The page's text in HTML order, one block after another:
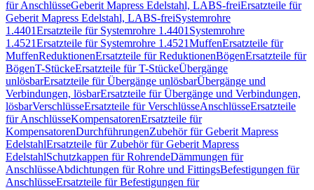
für AnschlüsseGeberit Mapress Edelstahl, LABS-freiErsatzteile für
Geberit Mapress Edelstahl, LABS-freiSystemrohre
1.4401Ersatzteile für Systemrohre 1.4401 Systemrohre
1.4521Ersatzteile für Systemrohre 1.4521MuffenErsatzteile für
MuffenReduktionenErsatzteile für ReduktionenBögenErsatzteile für
BögenT-StückeErsatzteile für T-StückeÜbergänge
unlösbarErsatzteile für Übergänge unlösbarÜbergänge und
Verbindungen, lösbarErsatzteile für Übergänge und Verbindungen,
lösbarVerschlüsseErsatzteile für VerschlüsseAnschlüsseErsatzteile
für AnschlüsseKompensatorenErsatzteile für
KompensatorenDurchführungenZubehör für Geberit Mapress
EdelstahlErsatzteile für Zubehör für Geberit Mapress
EdelstahlSchutzkappen für RohrendeDämmungen für
AnschlüsseAbdichtungen für Rohre und FittingsBefestigungen für
AnschlüsseErsatzteile für Befestigungen für